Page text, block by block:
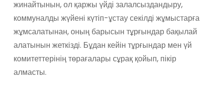
жинайтынын, ол қаржы үйді залалсыздандыру,
коммуналды жүйені күтіп-ұстау секілді жұмыстарға
жұмсалатынан, оның барысын тұрғындар бақылай
алатынын жеткізді. Бұдан кейін тұрғындар мен үй
комитеттерінің төрағалары сұрақ қойып, пікір
алмасты.